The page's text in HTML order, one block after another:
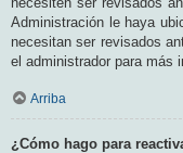
Administración le haya
necesitan ser revisados
el administrador para más
Arriba
¿Cómo hago para